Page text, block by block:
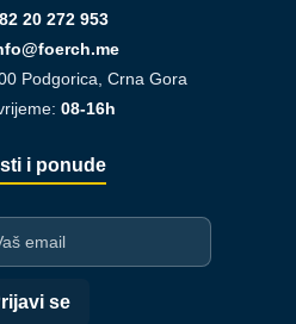
20 272 953
Podgorica, Crna Gora
08-16h
i ponude
se